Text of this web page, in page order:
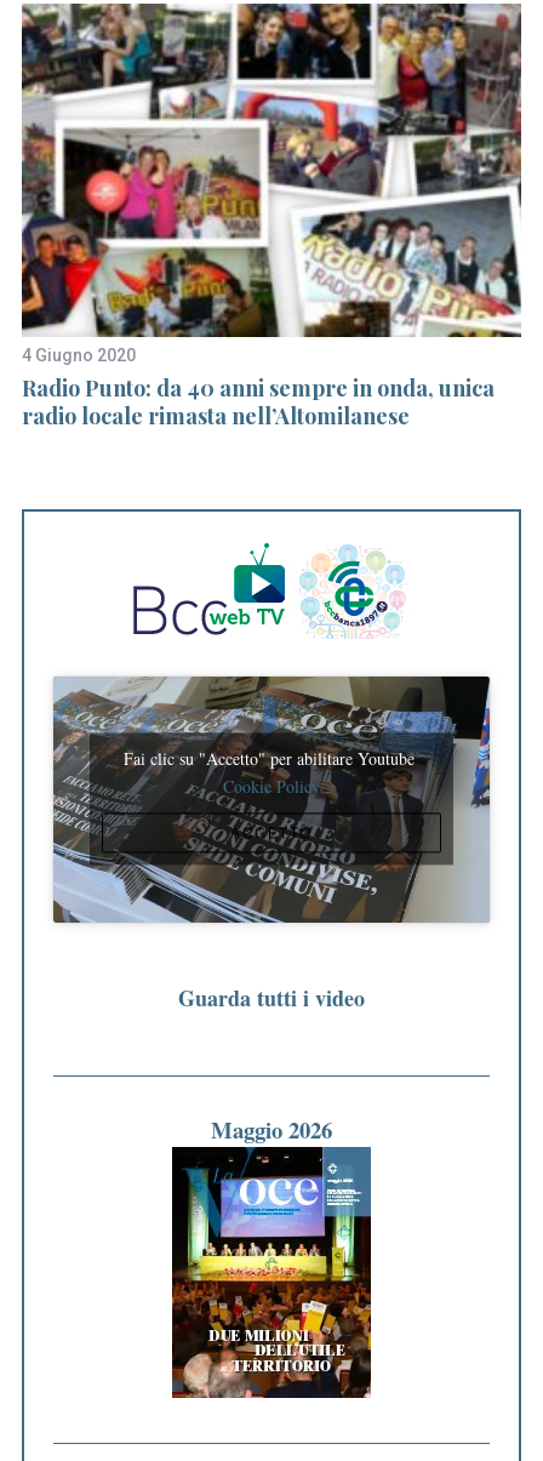
4 Giugno 2020
Radio Punto: da 40 anni sempre in onda, unica
radio locale rimasta nell’Altomilanese
Fai clic su "Accetto" per abilitare Youtube
Cookie Policy
ACCETTO
Guarda tutti i video
Maggio 2026